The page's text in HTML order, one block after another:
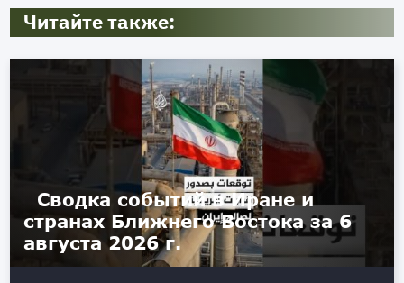
Читайте также:
Сводка событий в Иране и
странах Ближнего Востока за 6
августа 2026 г.